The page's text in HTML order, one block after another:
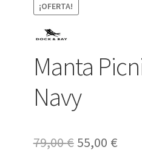
¡OFERTA!
Manta
Navy
79,00€ El
55,00 €El